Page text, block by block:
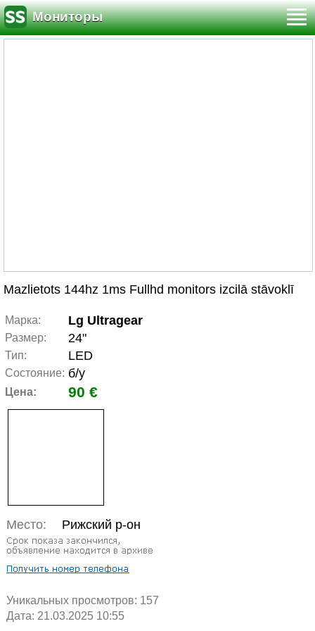
Мониторы
Mazlietots 144hz 1ms Fullhd monitors izcilā stāvoklī
Марка: Lg Ultragear
Размер: 24"
Тип: LED
Состояние: б/у
Цена: 90 €
Место: Рижский р-он
Уникальных просмотров: 157
Дата: 21.03.2025 10:55